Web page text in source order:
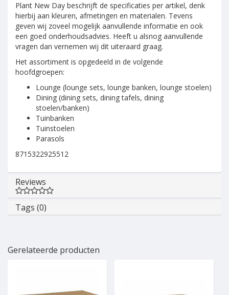
Plant New Day beschrijft de specificaties per artikel, denk
hierbij aan kleuren, afmetingen en materialen. Tevens
geven wij zoveel mogelijk aanvullende informatie en ook
een goed onderhoudsadvies. Heeft u alsnog aanvullende
vragen dan vernemen wij dit uiteraard graag.
Het assortiment is opgedeeld in de volgende
hoofdgroepen:
Lounge (lounge sets, lounge banken, lounge stoelen)
Dining (dining sets, dining tafels, dining
stoelen/banken)
Tuinbanken
Tuinstoelen
Parasols
8715322925512
Reviews
Tags (0)
Gerelateerde producten